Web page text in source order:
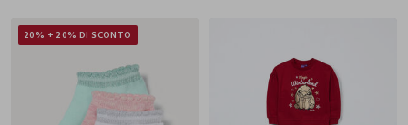
20% + 20% DI SCONTO